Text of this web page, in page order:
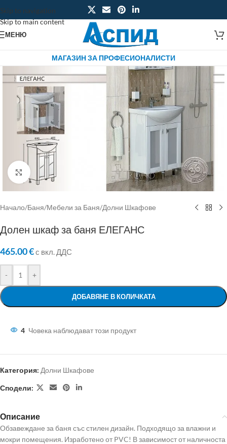
Skip to navigation
Skip to main content
МЕНЮ
МАГАЗИН ЗА ПРОФЕСИОНАЛИСТИ
Click to enlarge
Начало/Баня/Мебели за Баня/Долни Шкафове
Долен шкаф за баня ЕЛЕГАНС
465.00€с вкл. ДДС
- +
ДОБАВЯНЕ В КОЛИЧКАТА
4 Човека наблюдават този продукт
Категория: Долни Шкафове
Сподели:
Описание
Обзавеждане за баня със стилен дизайн. Подходящо за влажни и
мокри помещения. Изработено от PVC! В зависимост от наличноста